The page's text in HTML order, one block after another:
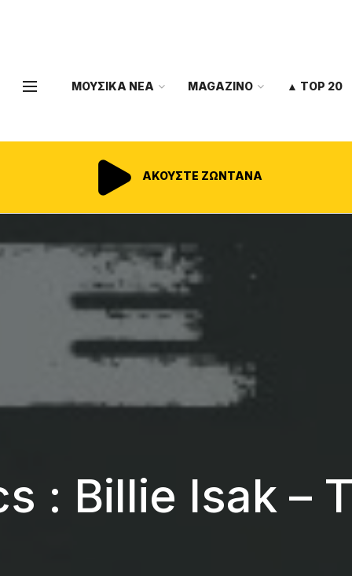
ΜΟΥΣΙΚΑ ΝΕΑ MAGAZINO ▲ TOP 20
ΑΚΟΥΣΤΕ ΖΩΝΤΑΝΑ
: Billie Isak –